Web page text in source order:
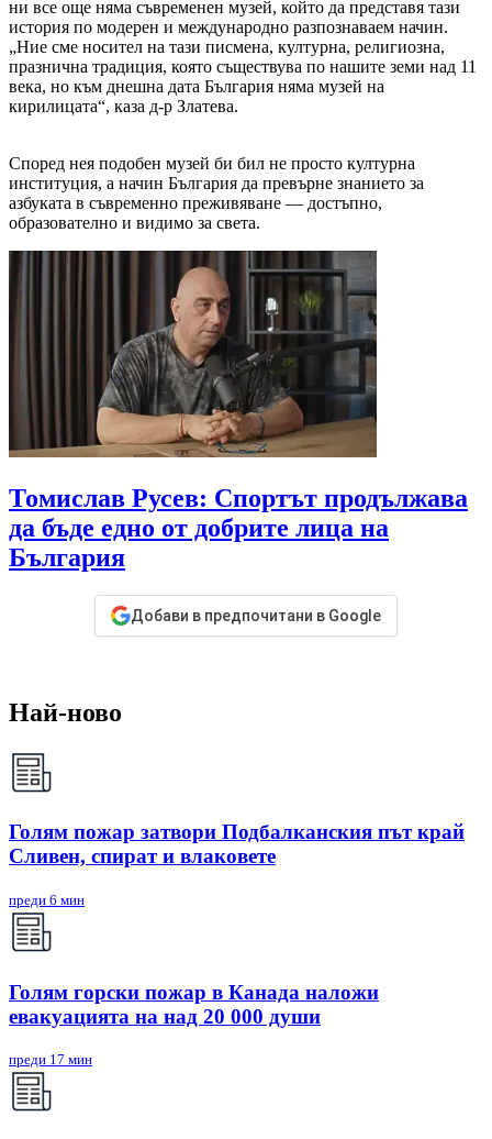
ни все още няма съвременен музей, който да представя тази
история по модерен и международно разпознаваем начин.
„Ние сме носител на тази писмена, културна, религиозна,
празнична традиция, която съществува по нашите земи над 11
века, но към днешна дата България няма музей на
кирилицата“, каза д-р Златева.
Според нея подобен музей би бил не просто културна
институция, а начин България да превърне знанието за
азбуката в съвременно преживяване — достъпно,
образователно и видимо за света.
Томислав Русев: Спортът продължава
да бъде едно от добрите лица на
България
Добави в предпочитани в Google
Най-ново
Голям пожар затвори Подбалканския път край
Сливен, спират и влаковете
преди 6 мин
Голям горски пожар в Канада наложи
евакуацията на над 20 000 души
преди 17 мин